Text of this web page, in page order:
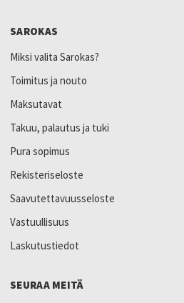
SAROKAS
Miksi valita Sarokas?
Toimitus ja nouto
Maksutavat
Takuu, palautus ja tuki
Pura sopimus
Rekisteriseloste
Saavutettavuusseloste
Vastuullisuus
Laskutustiedot
SEURAA MEITÄ